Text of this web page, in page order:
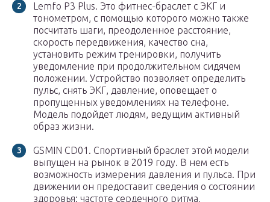
Lemfo P3 Plus. Это фитнес-браслет с ЭКГ и
тонометром, с помощью которого можно также
посчитать шаги, преодоленное расстояние,
скорость передвижения, качество сна,
установить режим тренировки, получить
уведомление при продолжительном сидячем
положении. Устройство позволяет определить
пульс, снять ЭКГ, давление, оповещает о
пропущенных уведомлениях на телефоне.
Модель подойдет людям, ведущим активный
образ жизни.
GSMIN CD01. Спортивный браслет этой модели
выпущен на рынок в 2019 году. В нем есть
возможность измерения давления и пульса. При
движении он предоставит сведения о состоянии
здоровья: частоте сердечного ритма,